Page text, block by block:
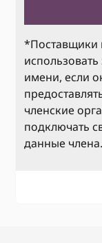
*Поставщики
имени, если
членские
подключать
данные члена.